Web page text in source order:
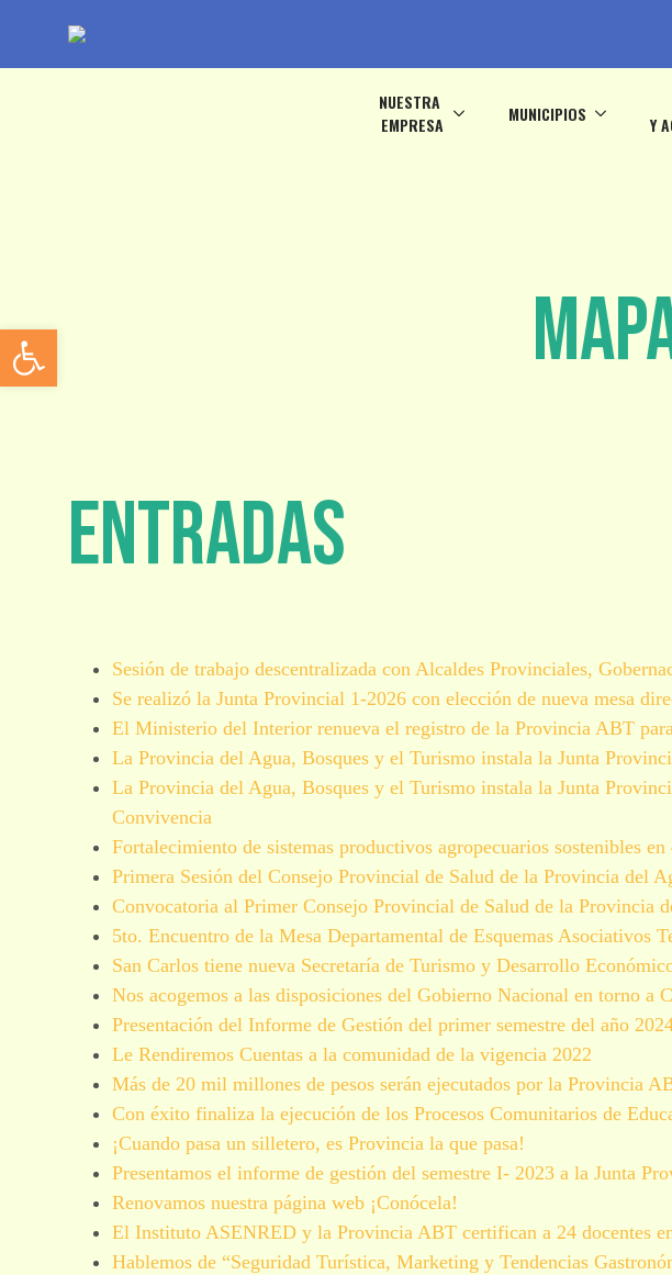
NUESTRA
EMPRESA
MUNICIPIOS
Y
Entradas
Sesión de trabajo descentralizada con Alcaldes Provinciales,
Se realizó la Junta Provincial 1-2026 con elección de nueva mesa
El Ministerio del Interior renueva el registro de la Provincia ABT
La Provincia del Agua, Bosques y el Turismo instala la Junta
La Provincia del Agua, Bosques y el Turismo instala la Junta
Convivencia
Fortalecimiento de sistemas productivos agropecuarios sostenibles
Primera Sesión del Consejo Provincial de Salud de la Provincia del
Convocatoria al Primer Consejo Provincial de Salud de la Provincia
5to. Encuentro de la Mesa Departamental de Esquemas
San Carlos tiene nueva Secretaría de Turismo y Desarrollo
Nos acogemos a las disposiciones del Gobierno Nacional en torno a
Presentación del Informe de Gestión del primer semestre del año
Le Rendiremos Cuentas a la comunidad de la vigencia 2022
Más de 20 mil millones de pesos serán ejecutados por la Provincia
Con éxito finaliza la ejecución de los Procesos Comunitarios de
¡Cuando pasa un silletero, es Provincia la que pasa!
Presentamos el informe de gestión del semestre I- 2023 a la Junta
Renovamos nuestra página web ¡Conócela!
El Instituto ASENRED y la Provincia ABT certifican a 24 docentes
Hablemos de “Seguridad Turística, Marketing y Tendencias
Abrir barra de herramientas